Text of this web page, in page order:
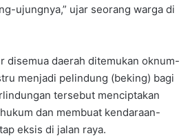
ujungnya,” ujar seorang warga di
disemua daerah ditemukan oknum-
menjadi pelindung (beking) bagi
tersebut menciptakan
dan membuat kendaraan-
eksis di jalan raya.